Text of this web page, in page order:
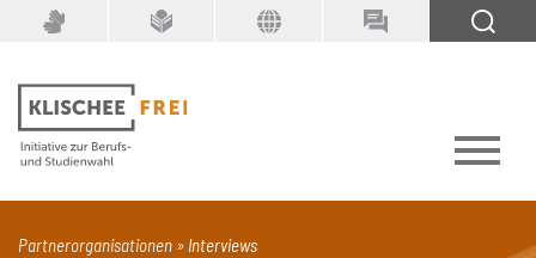
Suchbegriff
Partnerorganisationen Interviews